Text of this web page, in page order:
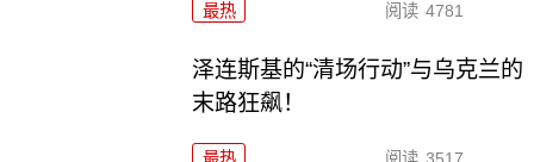
最热 阅读 4781
泽连斯基的“清场行动”与乌克兰的
末路狂飙！